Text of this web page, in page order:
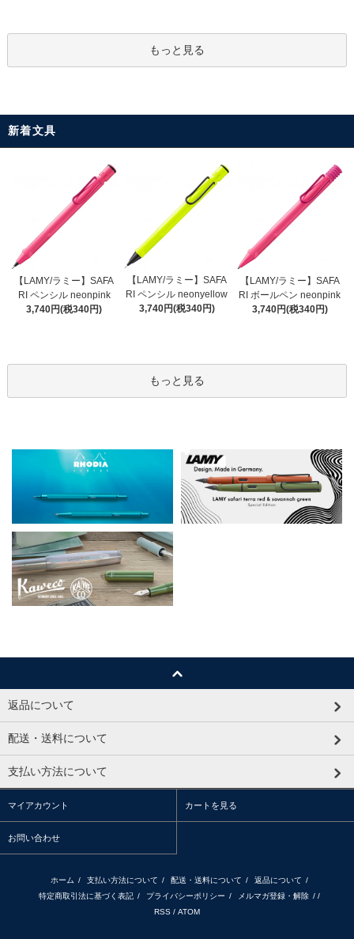
もっと見る
新着文具
【LAMY/ラミー】SAFA
RI ペンシル neonpink
3,740円(税340円)
【LAMY/ラミー】SAFA
RI ペンシル neonyellow
3,740円(税340円)
【LAMY/ラミー】SAFA
RI ボールペン neonpink
3,740円(税340円)
もっと見る
返品について
配送・送料について
支払い方法について
マイアカウント カートを見る
お問い合わせ
ホーム / 支払い方法について / 配送・送料について / 返品について /
特定商取引法に基づく表記 / プライバシーポリシー / メルマガ登録・解除 / /
RSS / ATOM